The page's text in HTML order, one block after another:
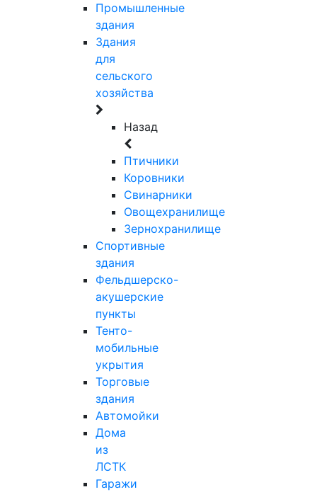
Промышленные
здания
Здания
для
сельского
хозяйства
Назад
Птичники
Коровники
Свинарники
Овощехранилище
Зернохранилище
Спортивные
здания
Фельдшерско-
акушерские
пункты
Тенто-
мобильные
укрытия
Торговые
здания
Автомойки
Дома
из
ЛСТК
Гаражи